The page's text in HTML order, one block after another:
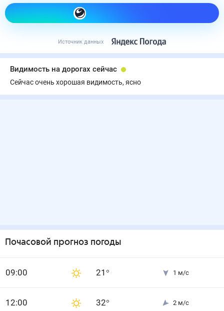
Как одеться сегодня
Источник данных
Видимость на дорогах сейчас
Сейчас очень хорошая видимость, ясно
Почасовой прогноз погоды
09:00 21 ° 1 м/с
12:00 32° 2 м/с